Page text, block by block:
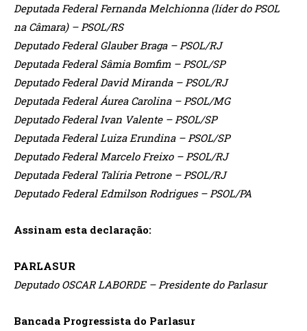
Deputada Federal Fernanda Melchionna (líder do PSOL
na Câmara) – PSOL/RS
Deputado Federal Glauber Braga – PSOL/RJ
Deputada Federal Sâmia Bomfim – PSOL/SP
Deputado Federal David Miranda – PSOL/RJ
Deputada Federal Áurea Carolina – PSOL/MG
Deputado Federal Ivan Valente – PSOL/SP
Deputada Federal Luiza Erundina – PSOL/SP
Deputado Federal Marcelo Freixo – PSOL/RJ
Deputada Federal Talíria Petrone – PSOL/RJ
Deputado Federal Edmilson Rodrigues – PSOL/PA
Assinam esta declaração:
PARLASUR
Deputado OSCAR LABORDE – Presidente do Parlasur
Bancada Progressista do Parlasur